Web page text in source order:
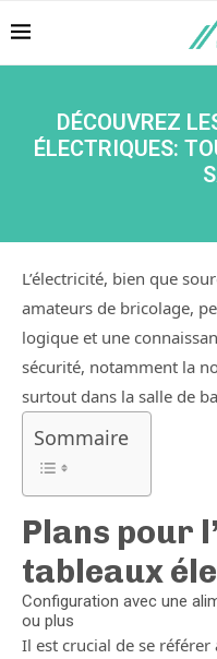
DÉCOUVREZ
ÉLECTRIQUES:
L’électricité, bien que
amateurs de bricolage,
logique et une
sécurité, notamment la
surtout dans la salle de
Sommaire
Plans pour
tableaux
Configuration avec une
ou plus
Il est crucial de se référer